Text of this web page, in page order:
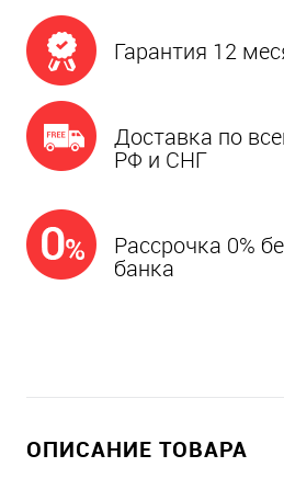
Гарантия 12
Доставка по
РФ и СНГ
Рассрочка 0%
банка
ОПИСАНИЕ ТОВАРА